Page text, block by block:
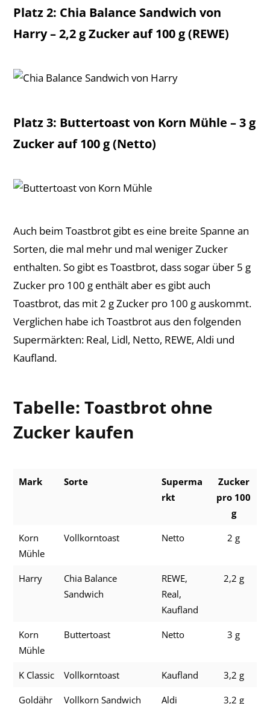
Platz 2: Chia Balance Sandwich von
Harry – 2,2 g Zucker auf 100 g (REWE)
Platz 3: Buttertoast von Korn Mühle – 3 g
Zucker auf 100 g (Netto)
Auch beim Toastbrot gibt es eine breite Spanne an
Sorten, die mal mehr und mal weniger Zucker
enthalten. So gibt es Toastbrot, dass sogar über 5 g
Zucker pro 100 g enthält aber es gibt auch
Toastbrot, das mit 2 g Zucker pro 100 g auskommt.
Verglichen habe ich Toastbrot aus den folgenden
Supermärkten: Real, Lidl, Netto, REWE, Aldi und
Kaufland.
Tabelle: Toastbrot ohne
Zucker kaufen
Mark Sorte
Superma
rkt
Zucker
pro 100
g
Korn
Mühle
Vollkorntoast Netto 2 g
Harry
Chia Balance
Sandwich
REWE,
Real,
Kaufland
2,2 g
Korn
Mühle
Buttertoast Netto 3 g
K Classic Vollkorntoast Kaufland 3,2 g
Goldähr
Vollkorn Sandwich Aldi 3,2 g